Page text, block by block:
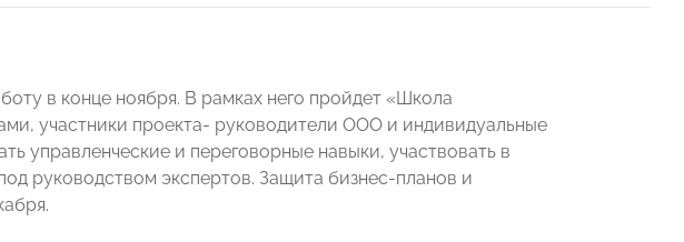
в конце ноября. В рамках него пройдет «Школа
участники проекта- руководители ООО и индивидуальные
управленческие и переговорные навыки, участвовать в
руководством экспертов. Защита бизнес-планов и